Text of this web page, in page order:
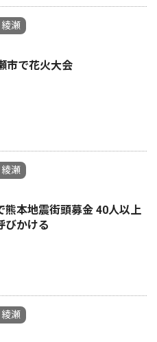
瀬
市で花火大会
瀬
熊本地震街頭募金 40人以上
びかける
瀬